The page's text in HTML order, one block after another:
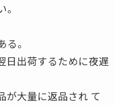
。
日出荷するために夜遅
が大量に返品され て